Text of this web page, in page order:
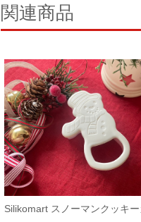
関連商品
Silikomart スノーマンクッキ